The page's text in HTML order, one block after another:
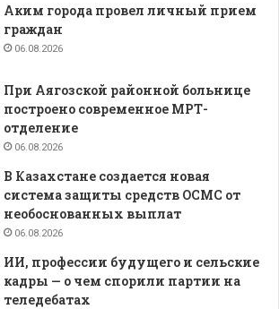
Аким города провел личный прием
граждан
06.08.2026
При Аягозской районной больнице
построено современное МРТ-
отделение
06.08.2026
В Казахстане создается новая
система защиты средств ОСМС от
необоснованных выплат
06.08.2026
ИИ, профессии будущего и сельские
кадры — о чем спорили партии на
теледебатах